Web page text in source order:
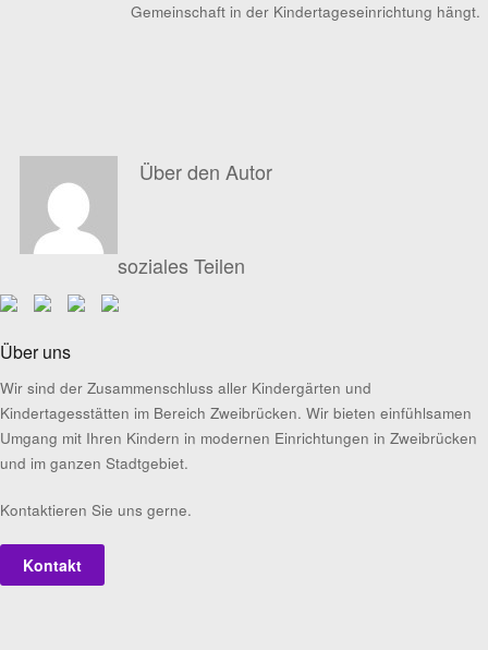
Gemeinschaft in der Kindertageseinrichtung hängt.
Über den Autor
soziales Teilen
Über uns
Wir sind der Zusammenschluss aller Kindergärten und
Kindertagesstätten im Bereich Zweibrücken. Wir bieten einfühlsamen
Umgang mit Ihren Kindern in modernen Einrichtungen in Zweibrücken
und im ganzen Stadtgebiet.
Kontaktieren Sie uns gerne.
Kontakt